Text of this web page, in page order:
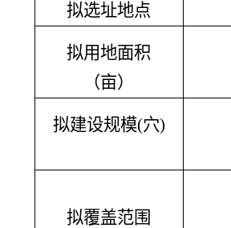
拟选址地点
拟用地面积
（亩）
拟建设规模(穴)
拟覆盖范围